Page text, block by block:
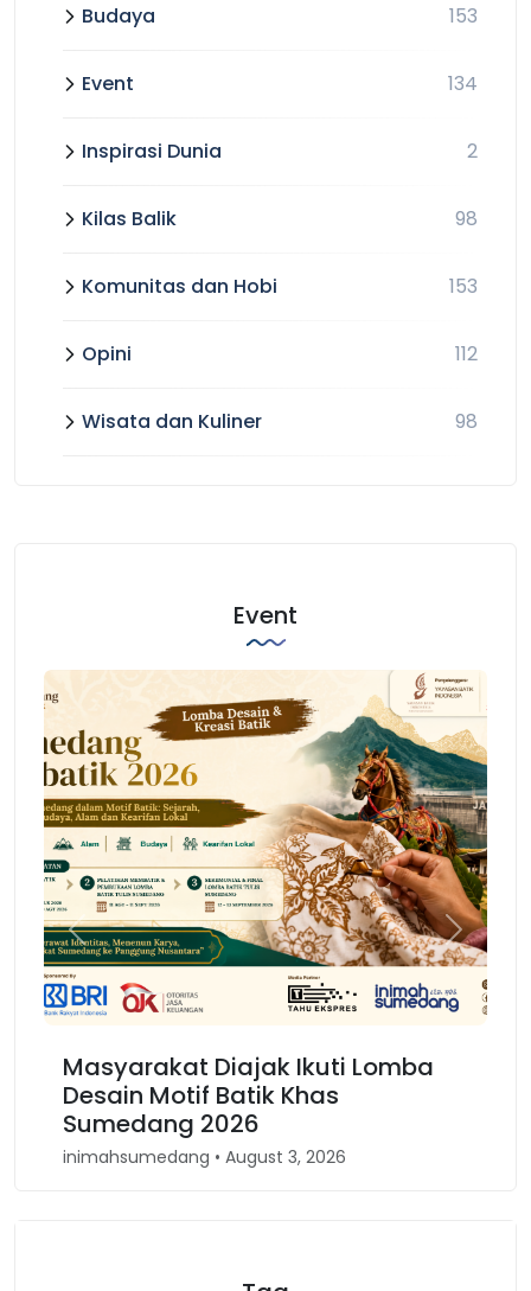
Budaya 153
Event 134
Inspirasi Dunia 2
Kilas Balik 98
Komunitas dan Hobi 153
Opini 112
Wisata dan Kuliner 98
Event
Masyarakat Diajak Ikuti Lomba
Desain Motif Batik Khas
Sumedang 2026
inimahsumedang • August 3, 2026
Previous Next